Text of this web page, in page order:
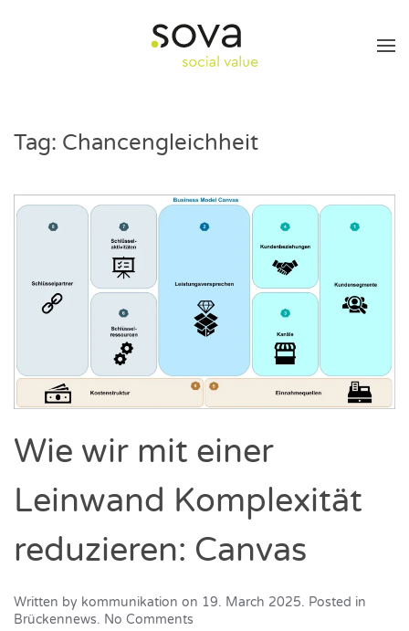
Skip to main content
Tag: Chancengleichheit
Wie wir mit einer
Leinwand Komplexität
reduzieren: Canvas
Written by kommunikation on 19. March 2025. Posted in
Brückennews. No Comments